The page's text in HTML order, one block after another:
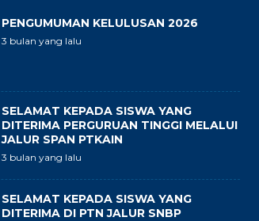
PENGUMUMAN KELULUSAN 2026
3 bulan yang lalu
SELAMAT KEPADA SISWA YANG
DITERIMA PERGURUAN TINGGI MELALUI
JALUR SPAN PTKAIN
3 bulan yang lalu
SELAMAT KEPADA SISWA YANG
DITERIMA DI PTN JALUR SNBP